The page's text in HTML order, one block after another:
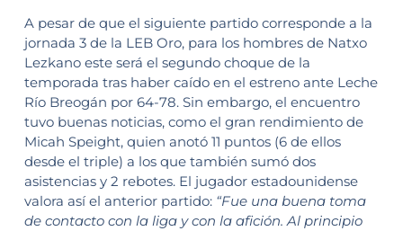
A pesar de que el siguiente partido corresponde a la
jornada 3 de la LEB Oro, para los hombres de Natxo
Lezkano este será el segundo choque de la
temporada tras haber caído en el estreno ante Leche
Río Breogán por 64-78. Sin embargo, el encuentro
tuvo buenas noticias, como el gran rendimiento de
Micah Speight, quien anotó 11 puntos (6 de ellos
desde el triple) a los que también sumó dos
asistencias y 2 rebotes. El jugador estadounidense
valora así el anterior partido: “Fue una buena toma
de contacto con la liga y con la afición. Al principio